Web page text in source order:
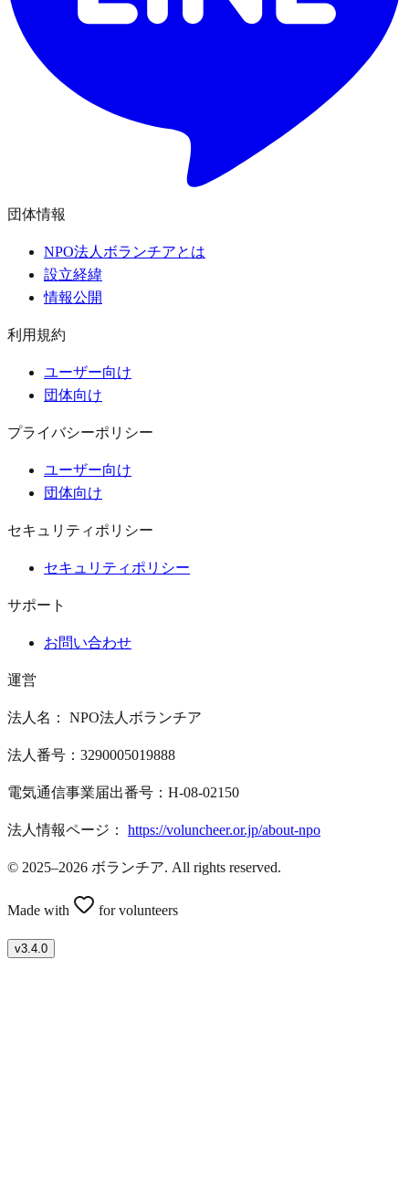
団体情報
NPO法人ボランチアとは
設立経緯
情報公開
利用規約
ユーザー向け
団体向け
プライバシーポリシー
ユーザー向け
団体向け
セキュリティポリシー
セキュリティポリシー
サポート
お問い合わせ
運営
法人名： NPO法人ボランチア
法人番号：3290005019888
電気通信事業届出番号：H-08-02150
法人情報ページ： https://voluncheer.or.jp/about-npo
© 2025–2026 ボランチア. All rights reserved.
Made with for volunteers
v3.4.0